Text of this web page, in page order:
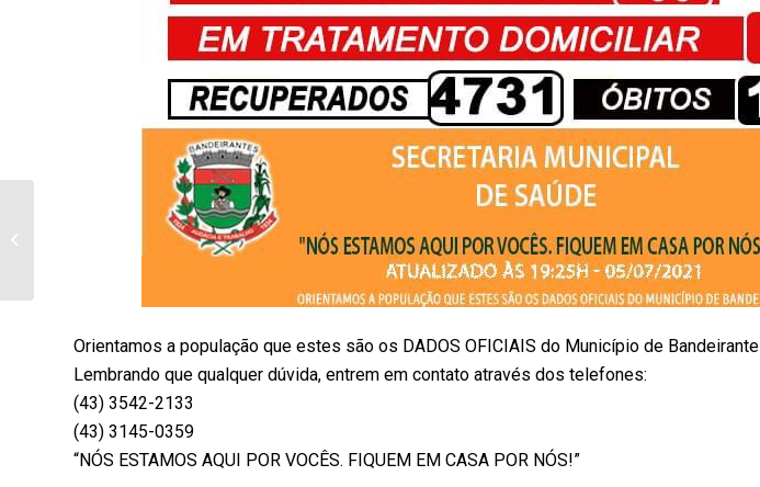
Orientamos a população que estes são os DADOS OFICIAIS do Município de
Lembrando que qualquer dúvida, entrem em contato através dos telefones:
(43) 3542-2133
(43) 3145-0359
“NÓS ESTAMOS AQUI POR VOCÊS. FIQUEM EM CASA POR NÓS!”
Secretário fala sobre a
contra covid-19 e do